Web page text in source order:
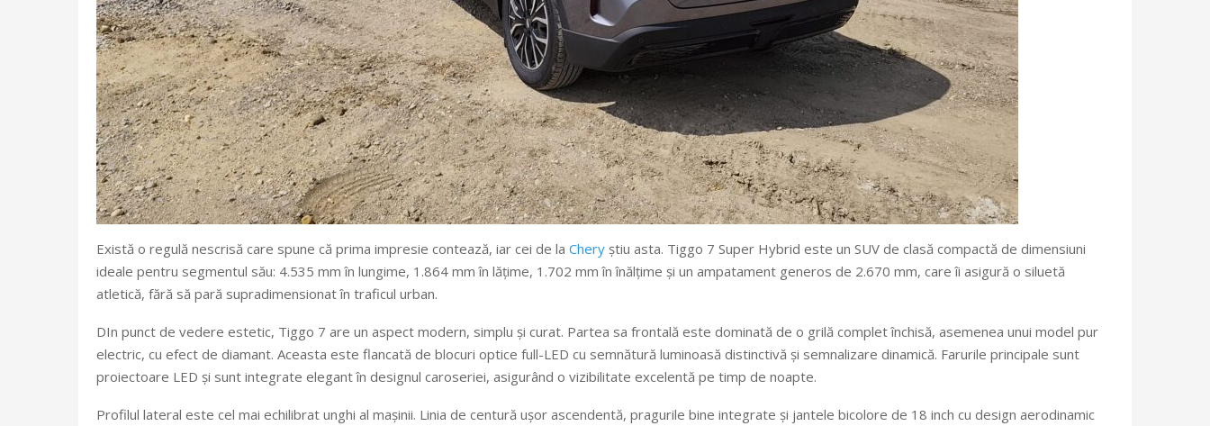
Există o regulă nescrisă care spune că prima impresie contează, iar cei de la Chery știu asta. Tiggo 7 Super Hybrid este un SUV de clasă compactă de dimensiuni
ideale pentru segmentul său: 4.535 mm în lungime, 1.864 mm în lățime, 1.702 mm în înălțime și un ampatament generos de 2.670 mm, care îi asigură o siluetă
atletică, fără să pară supradimensionat în traficul urban.
DIn punct de vedere estetic, Tiggo 7 are un aspect modern, simplu și curat. Partea sa frontală este dominată de o grilă complet închisă, asemenea unui model pur
electric, cu efect de diamant. Aceasta este flancată de blocuri optice full-LED cu semnătură luminoasă distinctivă și semnalizare dinamică. Farurile principale sunt
proiectoare LED și sunt integrate elegant în designul caroseriei, asigurând o vizibilitate excelentă pe timp de noapte.
Profilul lateral este cel mai echilibrat unghi al mașinii. Linia de centură ușor ascendentă, pragurile bine integrate și jantele bicolore de 18 inch cu design aerodinamic